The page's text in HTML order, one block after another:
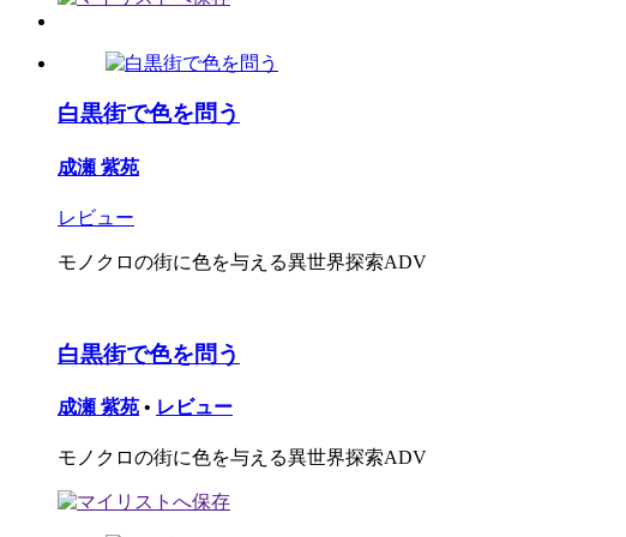
白黒街で色を問う
成瀬 紫苑
レビュー
モノクロの街に色を与える異世界探索ADV
白黒街で色を問う
成瀬 紫苑 • レビュー
モノクロの街に色を与える異世界探索ADV